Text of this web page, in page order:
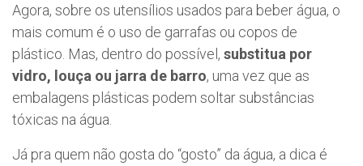
Agora, sobre os utensílios usados para beber água, o
mais comum é o uso de garrafas ou copos de
plástico. Mas, dentro do possível, substitua por
vidro, louça ou jarra de barro, uma vez que as
embalagens plásticas podem soltar substâncias
tóxicas na água.
Já pra quem não gosta do “gosto” da água, a dica é